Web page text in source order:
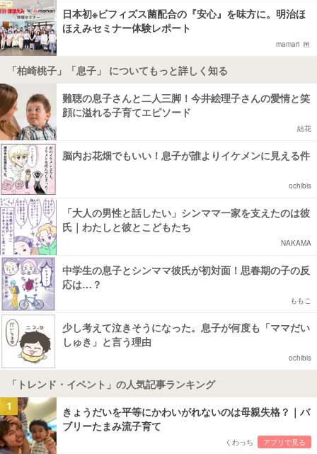
日本初※ビフィズス菌配合の『安心』を味方に。明治ほ
ほえみセミナー体験レポート
mamari
「柏崎桃子」「息子」 についてもっと詳しく知る
難聴の息子さんと二人三脚！今井絵理子さんの愛情と笑
顔に溢れる子育てエピソード
結花
脳内お花畑でもいい！息子が誰よりイケメンに見える件
ochibis
「大人の男性と話したい」シンママ一家を支えたのは彼
氏｜わたしと彼とこどもたち
NAKAMA
中学生の息子とシンママ彼氏が初対面！思春期の子の反
応は…？
ももこ
少し考えて泣きそうになった。息子が何度も「ママだい
しゅき」と言う理由
ochibis
「トレンド・イベント」の人気記事ランキング
1
きょうだいを平等にかわいがれないのは母親失格？｜バ
ブリーたまみ流子育て
くわっち アプリで見る